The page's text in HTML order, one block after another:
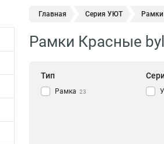
Главная Серия УЮТ
Рамки Красные
Тип
Рамка 23